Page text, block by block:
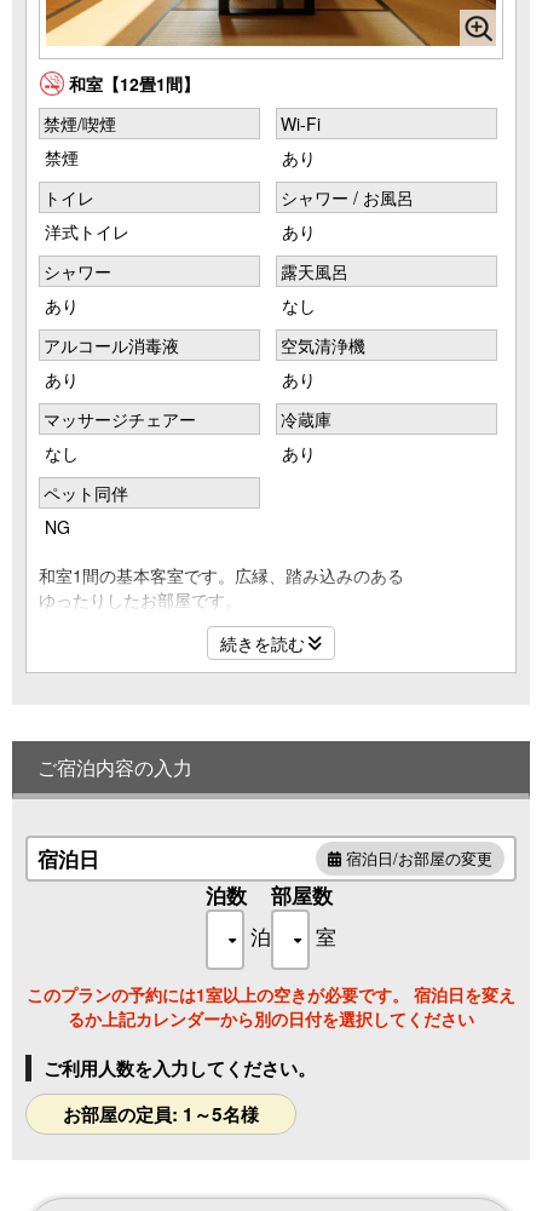
和室【12畳1間】
禁煙/喫煙
禁煙
Wi-Fi
あり
トイレ
洋式トイレ
シャワー / お風呂
あり
シャワー
あり
露天風呂
なし
アルコール消毒液
あり
空気清浄機
あり
マッサージチェアー
なし
冷蔵庫
あり
ペット同伴
NG
和室1間の基本客室です。広縁、踏み込みのある
ゆったりしたお部屋です。
【客室】基本和室【12畳】
和室12畳/踏込/広縁/バス/トイレ付（洗浄機能付）
【客室設備】
〇無料WIFI完備〇
お茶セット/冷蔵庫/ドライヤー/スリッパ/金庫
続きを読む
ご宿泊内容の入力
宿泊日 宿泊日/お部屋の変更
泊数
泊
部屋数
室
このプランの予約には1室以上の空きが必要です。 宿泊日を変え
るか上記カレンダーから別の日付を選択してください
ご利用人数を入力してください。
お部屋の定員: 1～5名様